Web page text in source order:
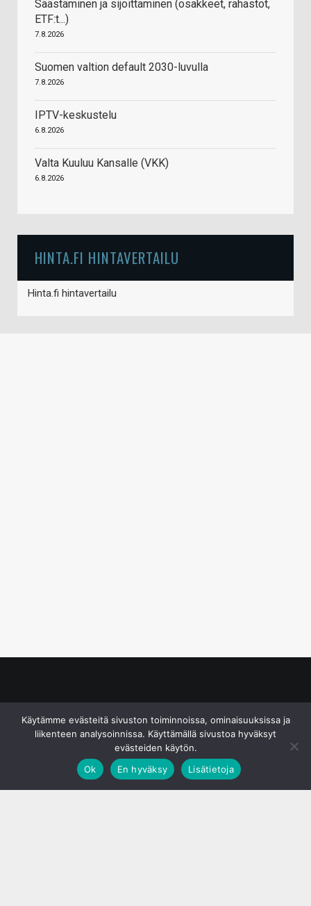
Säästäminen ja sijoittaminen (osakkeet, rahastot,
ETF:t...)
7.8.2026
Suomen valtion default 2030-luvulla
7.8.2026
IPTV-keskustelu
6.8.2026
Valta Kuuluu Kansalle (VKK)
6.8.2026
HINTA.FI HINTAVERTAILU
Hinta.fi hintavertailu
Käytämme evästeitä sivuston toiminnoissa, ominaisuuksissa ja
liikenteen analysoinnissa. Käyttämällä sivustoa hyväksyt
evästeiden käytön.
Ok
En hyväksy Lisätietoja